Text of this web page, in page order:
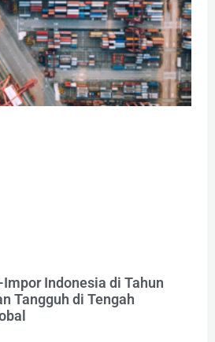
Indonesia di Tahun
Tangguh di Tengah